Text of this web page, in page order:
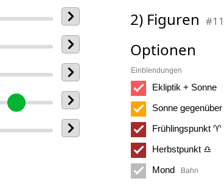
2) Figuren #11
Optionen
Einblendungen
Ekliptik + Sonne
Sonne gegenüber
Frühlingspunkt ♈
Herbstpunkt ♎
Mond
Bahn